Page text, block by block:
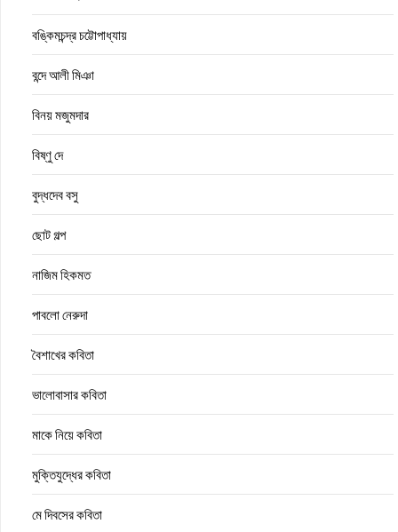
বঙ্কিমচন্দ্র চট্টোপাধ্যায়
বন্দে আলী মিঞা
বিনয় মজুমদার
বিষ্ণু দে
বুদ্ধদেব বসু
ছোট গল্প
নাজিম হিকমত
পাবলো নেরুদা
বৈশাখের কবিতা
ভালোবাসার কবিতা
মাকে নিয়ে কবিতা
মুক্তিযুদ্ধের কবিতা
মে দিবসের কবিতা